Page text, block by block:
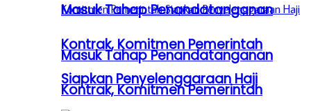
Masuk Tahap Penandatanganan
Kontrak, Komitmen Pemerintah
Siapkan Penyelenggaraan Haji
Masuk Tahap Penandatanganan
Kontrak, Komitmen Pemerintah